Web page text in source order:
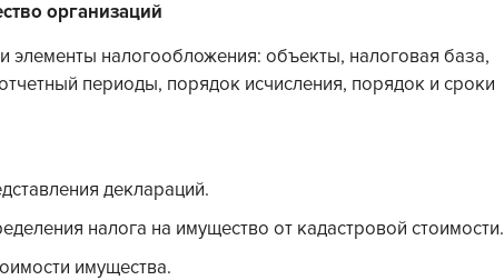
организаций
элементы налогообложения: объекты, налоговая база,
периоды, порядок исчисления, порядок и сроки
деклараций.
налога на имущество от кадастровой стоимости.
имущества.